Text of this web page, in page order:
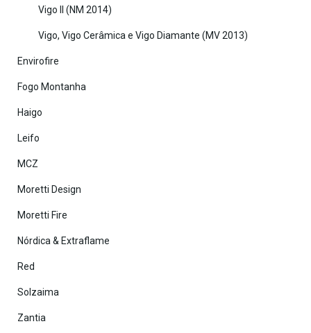
Vigo II (NM 2014)
Vigo, Vigo Cerâmica e Vigo Diamante (MV 2013)
Envirofire
Fogo Montanha
Haigo
Leifo
MCZ
Moretti Design
Moretti Fire
Nórdica & Extraflame
Red
Solzaima
Zantia